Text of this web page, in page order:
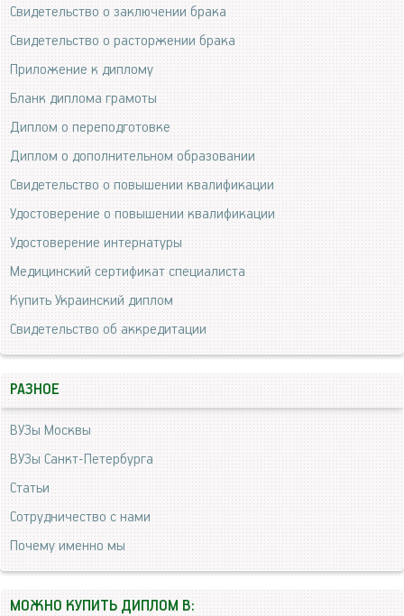
Свидетельство о заключении брака
Свидетельство о расторжении брака
Приложение к диплому
Бланк диплома грамоты
Диплом о переподготовке
Диплом о дополнительном образовании
Свидетельство о повышении квалификации
Удостоверение о повышении квалификации
Удостоверение интернатуры
Медицинский сертификат специалиста
Купить Украинский диплом
Свидетельство об аккредитации
РАЗНОЕ
ВУЗы Москвы
ВУЗы Санкт-Петербурга
Статьи
Сотрудничество с нами
Почему именно мы
МОЖНО КУПИТЬ ДИПЛОМ В: